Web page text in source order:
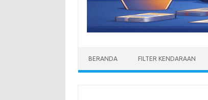
BERANDA FILTER KENDARAAN